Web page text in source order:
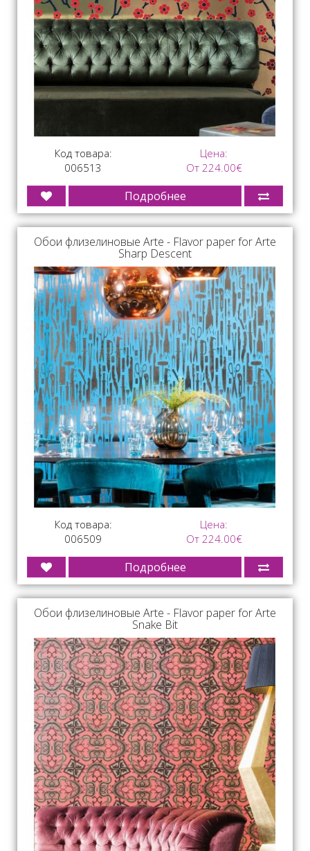
Код товара:
006513
Цена:
От 224.00€
Подробнее
Обои флизелиновые Arte - Flavor paper for Arte
Sharp Descent
Код товара:
006509
Цена:
От 224.00€
Подробнее
Обои флизелиновые Arte - Flavor paper for Arte
Snake Bit